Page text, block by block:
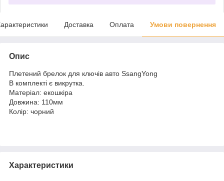
Доставка Оплата Умови повернення
Опис
Плетений брелок для ключів авто SsangYong
В комплекті є викрутка.
Матеріал: екошкіра
Довжина: 110мм
Колір: чорний
Характеристики